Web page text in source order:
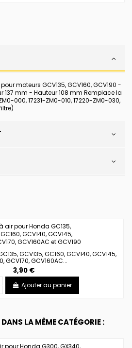
moteurs GCV135, GCV160, GCV190 -
137 mm - Hauteur 108 mm Remplace la
000, 17231-ZM0-010, 17220-ZM0-030,
GCV135, GC160, GCV140, GCV145,
GCV170, GCV160AC...
3,90 €
Ajouter au panier
LA MÊME CATÉGORIE :